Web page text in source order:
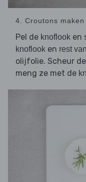
4. Croutons maken
Pel de knoflook en
knoflook en rest
olijfolie. Scheur de
meng ze met de